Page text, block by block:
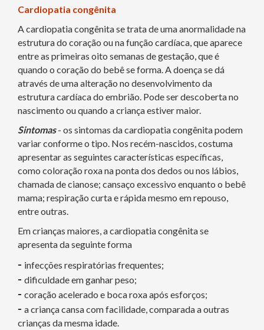
Cardiopatia congênita
A cardiopatia congênita se trata de uma anormalidade na
estrutura do coração ou na função cardíaca, que aparece
entre as primeiras oito semanas de gestação, que é
quando o coração do bebê se forma. A doença se dá
através de uma alteração no desenvolvimento da
estrutura cardíaca do embrião. Pode ser descoberta no
nascimento ou quando a criança estiver maior.
Sintomas- os sintomas da cardiopatia congênita podem
variar conforme o tipo. Nos recém-nascidos, costuma
apresentar as seguintes características específicas,
como coloração roxa na ponta dos dedos ou nos lábios,
chamada de cianose; cansaço excessivo enquanto o bebê
mama; respiração curta e rápida mesmo em repouso,
entre outras.
Em crianças maiores, a cardiopatia congênita se
apresenta da seguinte forma
- infecções respiratórias frequentes;
- dificuldade em ganhar peso;
- coração acelerado e boca roxa após esforços;
- a criança cansa com facilidade, comparada a outras
crianças da mesma idade.